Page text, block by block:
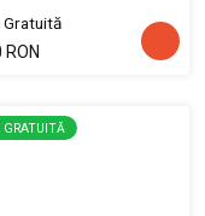
Gratuită
GRATUITĂ